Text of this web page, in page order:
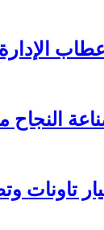
الإدارة
النجاح
تاونات